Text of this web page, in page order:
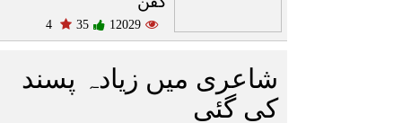
12029
35
4
شاعری میں زیادہ پسند
کی گئی